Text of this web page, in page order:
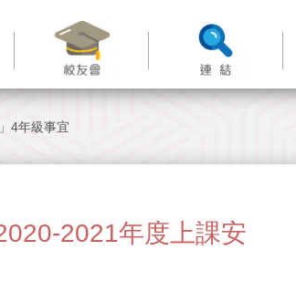
4年級事宜
2021年度上課安